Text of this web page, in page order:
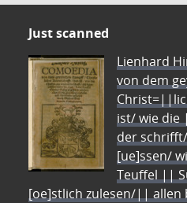
Just scanned
Lienhard
von dem
ist/ wie die
der
[ue]ssen/
Teuffel ||
[oe]stlich zulesen/|| allen